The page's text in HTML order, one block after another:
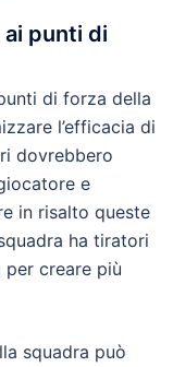
punti di
di forza della
l’efficacia di
dovrebbero
e
in risalto queste
ha tiratori
per creare più
squadra può